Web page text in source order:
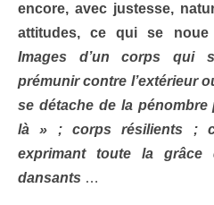
encore, avec justesse,
attitudes, ce qui se noue
Images d’un corps qui
prémunir contre l’extérieur
se détache de la
là »
; corps résilients ;
exprimant toute la
dansants …